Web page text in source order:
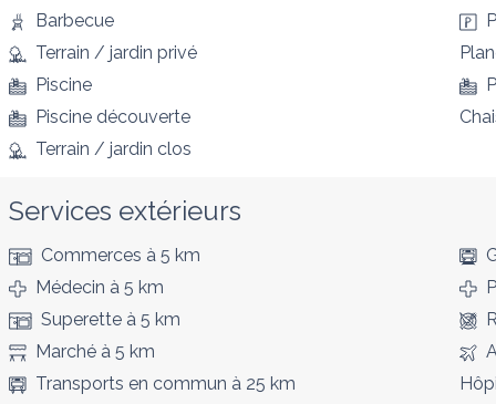
Barbecue
Terrain / jardin privé
Piscine
Piscine découverte
Terrain / jardin clos
Services extérieurs
Commerces à 5 km
Médecin à 5 km
Superette à 5 km
Marché à 5 km
Transports en commun à 25 km